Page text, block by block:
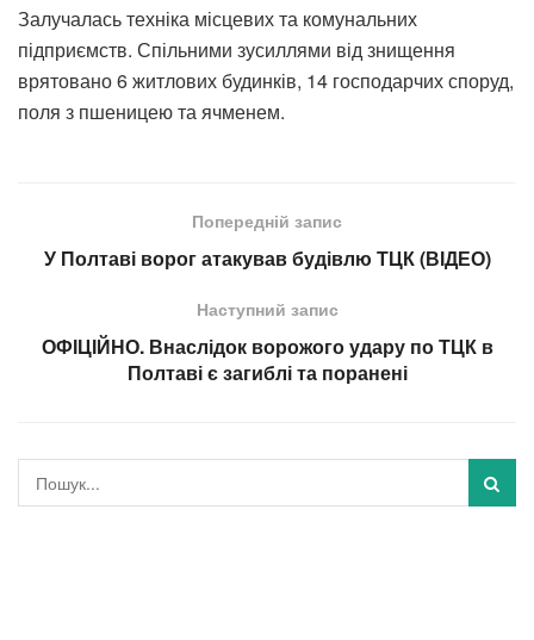
Залучалась техніка місцевих та комунальних
підприємств. Спільними зусиллями від знищення
врятовано 6 житлових будинків, 14 господарчих споруд,
поля з пшеницею та ячменем.
Попередній запис
У Полтаві ворог атакував будівлю ТЦК (ВІДЕО)
Наступний запис
ОФІЦІЙНО. Внаслідок ворожого удару по ТЦК в
Полтаві є загиблі та поранені